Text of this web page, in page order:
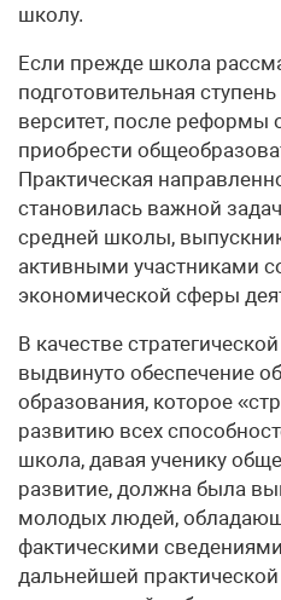
школу.
Если прежде школа
подготовительная
верситет, после реформы
приобрести
Практическая
становилась важной
средней школы,
активными участниками
экономической сферы
В качестве
выдви­нуто обеспечение
образования, которое
развитию всех
школа, давая ученику
развитие, должна была
молодых людей,
фактическими
дальнейшей